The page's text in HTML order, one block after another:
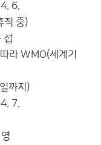
중)
라 WMO(세계기
까지)